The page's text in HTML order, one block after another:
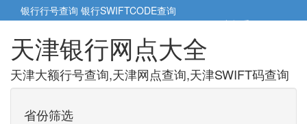
银行行号查询 银行SWIFTCODE查询
5cm小帮手5cm.cn
天津银行网点大全
天津大额行号查询,天津网点查询,天津SWIFT码查询
省份筛选